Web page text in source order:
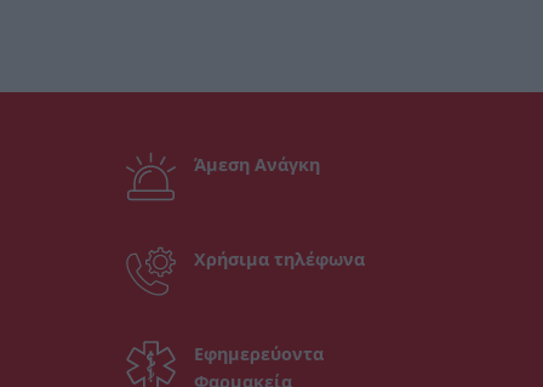
Άμεση Ανάγκη
Χρήσιμα τηλέφωνα
Εφημερεύοντα
Φαρμακεία